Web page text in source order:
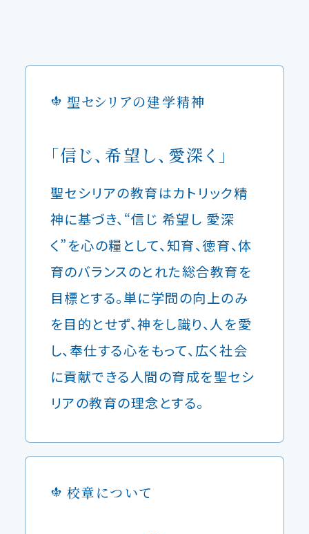
聖セシリアの建学精神
｢信じ、希望し、愛深く｣
聖セシリアの教育はカトリック精
神に基づき、“信じ 希望し 愛深
く”を心の糧として、知育、徳育、体
育のバランスのとれた総合教育を
目標とする。単に学問の向上のみ
を目的とせず、神をし識り、人を愛
し、奉仕する心をもって、広く社会
に貢献できる人間の育成を聖セシ
リアの教育の理念とする。
校章について